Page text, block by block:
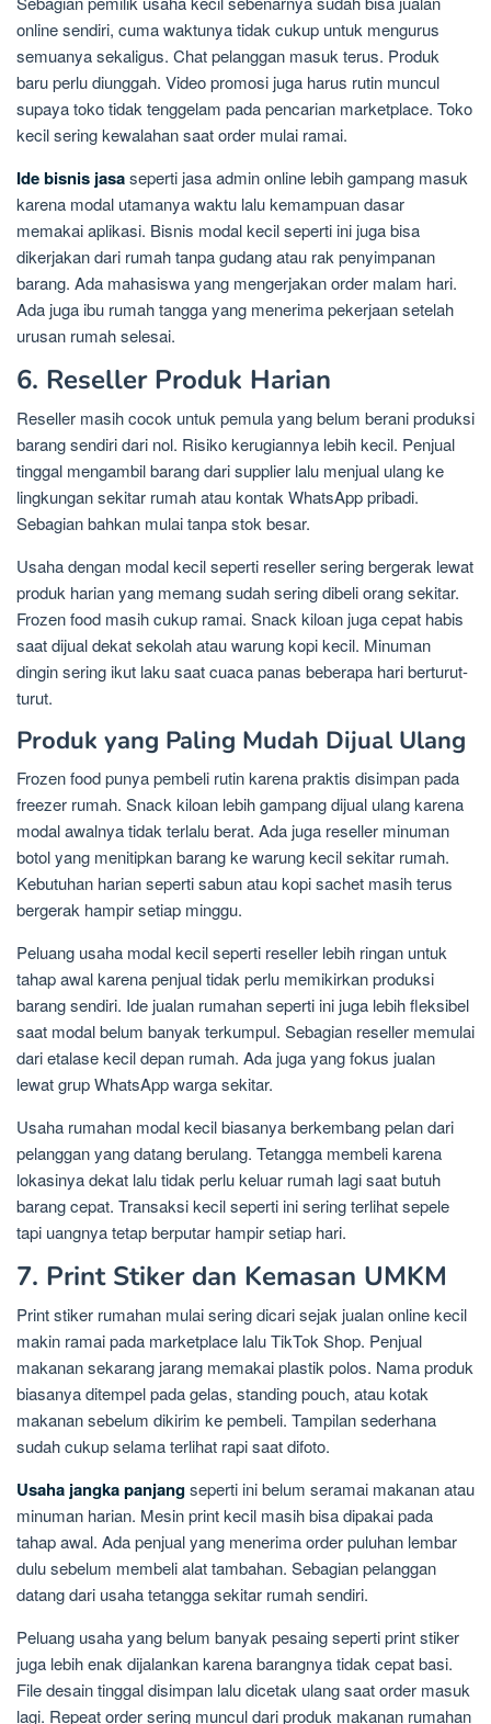
online sendiri, cuma waktunya tidak cukup untuk mengurus
semuanya sekaligus. Chat pelanggan masuk terus. Produk
baru perlu diunggah. Video promosi juga harus rutin muncul
supaya toko tidak tenggelam pada pencarian marketplace. Toko
kecil sering kewalahan saat order mulai ramai.
Ide bisnis jasaseperti jasa admin online lebih gampang masuk
karena modal utamanya waktu lalu kemampuan dasar
memakai aplikasi. Bisnis modal kecil seperti ini juga bisa
dikerjakan dari rumah tanpa gudang atau rak penyimpanan
barang. Ada mahasiswa yang mengerjakan order malam hari.
Ada juga ibu rumah tangga yang menerima pekerjaan setelah
urusan rumah selesai.
6. Reseller Produk Harian
Reseller masih cocok untuk pemula yang belum berani produksi
barang sendiri dari nol. Risiko kerugiannya lebih kecil. Penjual
tinggal mengambil barang dari supplier lalu menjual ulang ke
lingkungan sekitar rumah atau kontak WhatsApp pribadi.
Sebagian bahkan mulai tanpa stok besar.
Usaha dengan modal kecil seperti reseller sering bergerak lewat
produk harian yang memang sudah sering dibeli orang sekitar.
Frozen food masih cukup ramai. Snack kiloan juga cepat habis
saat dijual dekat sekolah atau warung kopi kecil. Minuman
dingin sering ikut laku saat cuaca panas beberapa hari berturut-
turut.
Produk yang Paling Mudah Dijual Ulang
Frozen food punya pembeli rutin karena praktis disimpan pada
freezer rumah. Snack kiloan lebih gampang dijual ulang karena
modal awalnya tidak terlalu berat. Ada juga reseller minuman
botol yang menitipkan barang ke warung kecil sekitar rumah.
Kebutuhan harian seperti sabun atau kopi sachet masih terus
bergerak hampir setiap minggu.
Peluang usaha modal kecil seperti reseller lebih ringan untuk
tahap awal karena penjual tidak perlu memikirkan produksi
barang sendiri. Ide jualan rumahan seperti ini juga lebih fleksibel
saat modal belum banyak terkumpul. Sebagian reseller memulai
dari etalase kecil depan rumah. Ada juga yang fokus jualan
lewat grup WhatsApp warga sekitar.
Usaha rumahan modal kecil biasanya berkembang pelan dari
pelanggan yang datang berulang. Tetangga membeli karena
lokasinya dekat lalu tidak perlu keluar rumah lagi saat butuh
barang cepat. Transaksi kecil seperti ini sering terlihat sepele
tapi uangnya tetap berputar hampir setiap hari.
7. Print Stiker dan Kemasan UMKM
Print stiker rumahan mulai sering dicari sejak jualan online kecil
makin ramai pada marketplace lalu TikTok Shop. Penjual
makanan sekarang jarang memakai plastik polos. Nama produk
biasanya ditempel pada gelas, standing pouch, atau kotak
makanan sebelum dikirim ke pembeli. Tampilan sederhana
sudah cukup selama terlihat rapi saat difoto.
Usaha jangka panjangseperti ini belum seramai makanan atau
minuman harian. Mesin print kecil masih bisa dipakai pada
tahap awal. Ada penjual yang menerima order puluhan lembar
dulu sebelum membeli alat tambahan. Sebagian pelanggan
datang dari usaha tetangga sekitar rumah sendiri.
Peluang usaha yang belum banyak pesaing seperti print stiker
juga lebih enak dijalankan karena barangnya tidak cepat basi.
File desain tinggal disimpan lalu dicetak ulang saat order masuk
lagi. Repeat order sering muncul dari produk makanan rumahan